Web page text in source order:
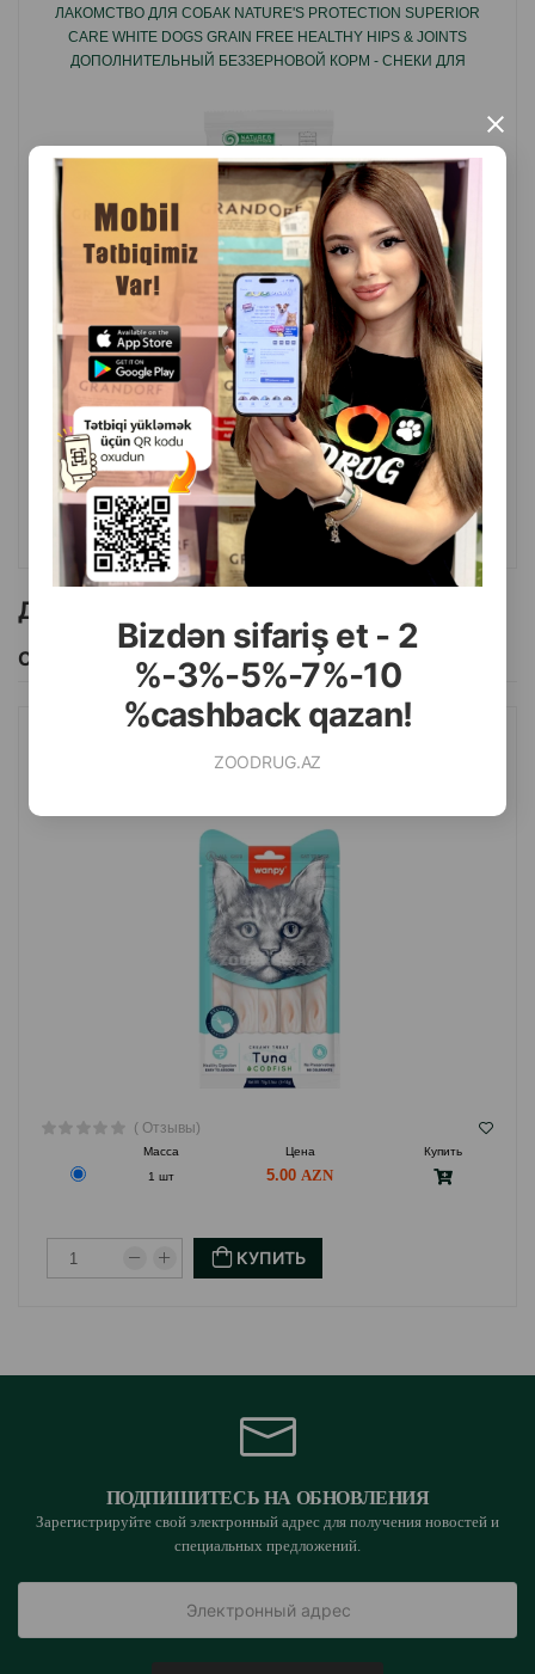
Bizdən sifariş et - 2
%-3%-5%-7%-10
%cashback qazan!
ZOODRUG.AZ
×
Не содержит сахара, искусственных ароматизаторов
и красителей.
небольшое количество соли.
Страна производитель: Китай.
ЛАКОМСТВО ДЛЯ СОБАК NATURE'S PROTECTION SUPERIOR
CARE WHITE DOGS GRAIN FREE HEALTHY HIPS & JOINTS
ДОПОЛНИТЕЛЬНЫЙ БЕЗЗЕРНОВОЙ КОРМ - СНЕКИ ДЛЯ
( Отзывы)
Цена
Купить
1 пачка (8 штук)
10 12.50
КУПИТЬ
Другие товоры бренда
Смотреть Все
ЛАКОМСТВО WANPY CREAMY TUNA&CODFISH ДЛЯ КОШЕК СО
( Отзывы)
Масса Цена
Купить
1 шт
5.00
КУПИТЬ
ПОДПИШИТЕСЬ НА ОБНОВЛЕНИЯ
Зарегистрируйте свой электронный адрес для получения новостей и
специальных предложений.